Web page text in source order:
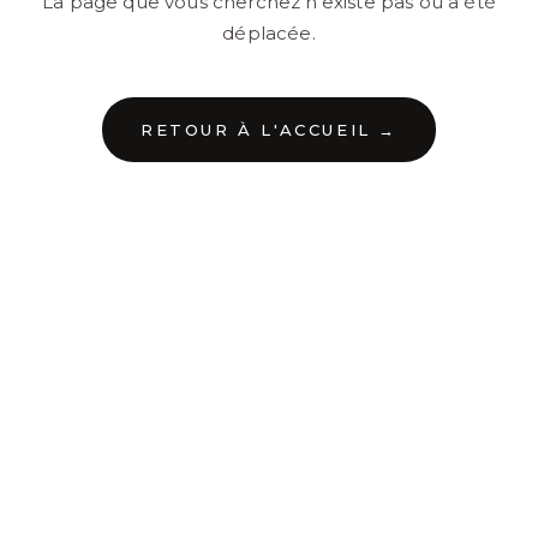
déplacée.
RETOUR À L'ACCUEIL →